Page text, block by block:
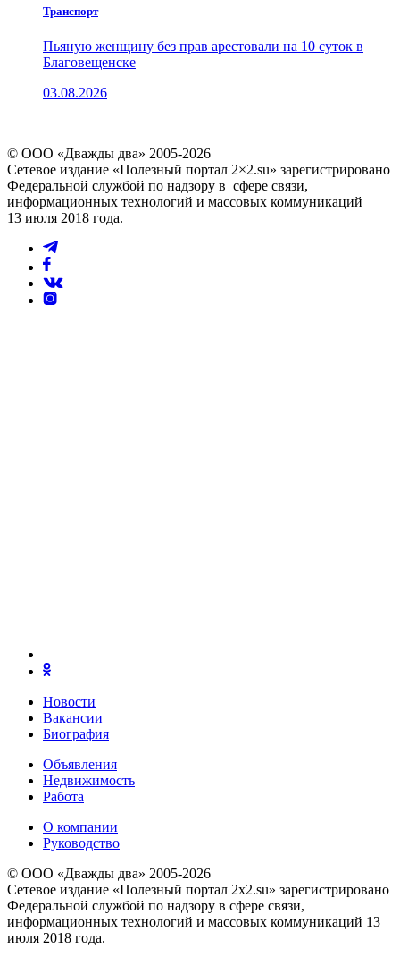
Транспорт
Пьяную женщину без прав арестовали на 10 суток в
Благовещенске
03.08.2026
© ООО «Дважды два» 2005-2026
Сетевое издание «Полезный портал 2×2.su» зарегистрировано
Федеральной службой по надзору в сфере связи,
информационных технологий и массовых коммуникаций
13 июля 2018 года.
Новости
Вакансии
Биография
Объявления
Недвижимость
Работа
О компании
Руководство
© ООО «Дважды два» 2005-2026
Сетевое издание «Полезный портал 2x2.su» зарегистрировано
Федеральной службой по надзору в сфере связи,
информационных технологий и массовых коммуникаций 13
июля 2018 года.